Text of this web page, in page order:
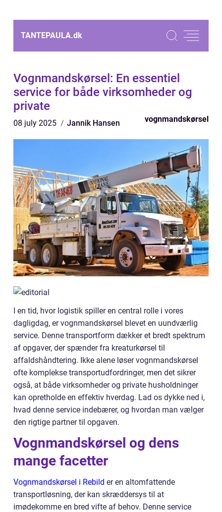
TANTEPAULA.dk
Vognmandskørsel: En essentiel
service for både virksomheder og
private
08 july 2025 Jannik Hansen vognmandskørsel
I en tid, hvor logistik spiller en central rolle i vores
dagligdag, er vognmandskørsel blevet en uundværlig
service. Denne transportform dækker et bredt spektrum
af opgaver, der spænder fra kreaturkørsel til
affaldshåndtering. Ikke alene løser vognmandskørsel
ofte komplekse transportudfordringer, men det sikrer
også, at både virksomheder og private husholdninger
kan opretholde en effektiv hverdag. Lad os dykke ned i,
hvad denne service indebærer, og hvordan man vælger
den rigtige partner til opgaven.
Vognmandskørsel og dens
mange facetter
Vognmandskørsel i Rebild er en altomfattende
transportløsning, der kan skræddersys til at
imødekomme en bred vifte af behov. Denne service